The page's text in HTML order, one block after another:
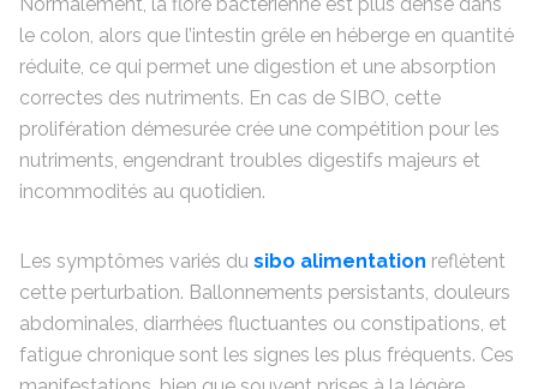
le colon, alors que l’intestin grêle en héberge en quantité
réduite, ce qui permet une digestion et une absorption
correctes des nutriments. En cas de SIBO, cette
prolifération démesurée crée une compétition pour les
nutriments, engendrant troubles digestifs majeurs et
incommodités au quotidien.
Les symptômes variés du sibo alimentation reflètent
cette perturbation. Ballonnements persistants, douleurs
abdominales, diarrhées fluctuantes ou constipations, et
fatigue chronique sont les signes les plus fréquents. Ces